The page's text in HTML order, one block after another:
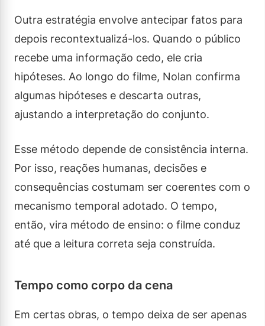
Outra estratégia envolve antecipar fatos para
depois recontextualizá-los. Quando o público
recebe uma informação cedo, ele cria
hipóteses. Ao longo do filme, Nolan confirma
algumas hipóteses e descarta outras,
ajustando a interpretação do conjunto.
Esse método depende de consistência interna.
Por isso, reações humanas, decisões e
consequências costumam ser coerentes com o
mecanismo temporal adotado. O tempo,
então, vira método de ensino: o filme conduz
até que a leitura correta seja construída.
Tempo como corpo da cena
Em certas obras, o tempo deixa de ser apenas